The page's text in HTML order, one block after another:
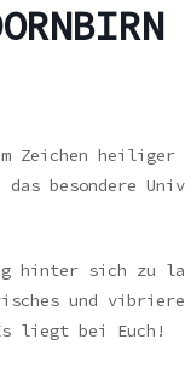
Zeichen heiliger
besondere
sich zu
und
liegt bei Euch!